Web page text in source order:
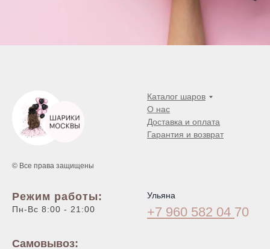
© Все права защищены
Каталог шаров
О нас
Доставка и оплата
Гарантия и возврат
Режим работы:
Пн-Вс 8:00 - 21:00
Самовывоз:
Ульяна
+7 960 582 04 70